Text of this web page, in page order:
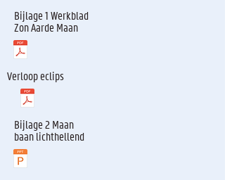
Bijlage 1 Werkblad
Zon Aarde Maan
Verloop eclips
Bijlage 2 Maan
baan lichthellend